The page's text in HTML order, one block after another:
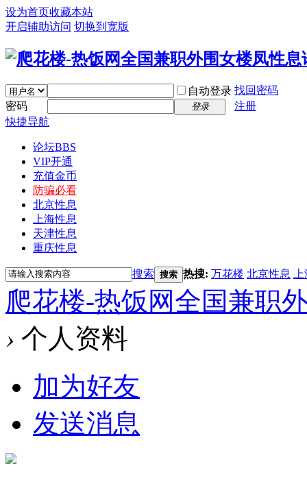
设为首页收藏本站
开启辅助访问 切换到宽版
自动登录 找回密码
密码
登录
注册
快捷导航
论坛BBS
VIP开通
充值金币
防骗必看
北京性息
上海性息
天津性息
重庆性息
搜索 搜索 热搜: 万花楼 北京性息
爬花楼-热饭网全国兼职
› 个人资料
加为好友
发送消息